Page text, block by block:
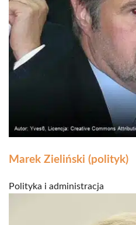
Marek Zieliński (polityk)
Polityka i administracja